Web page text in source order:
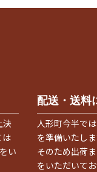
決
は
い
配送・送料
人形町今半で
を準備いたしま
そのため出荷
をいただいてお